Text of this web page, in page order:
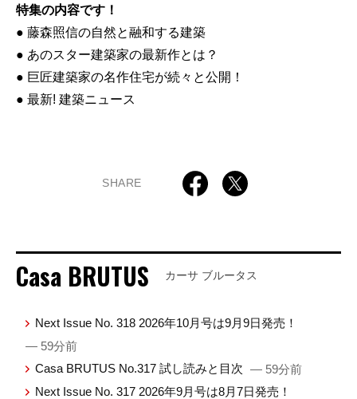
特集の内容です！
● 藤森照信の自然と融和する建築
● あのスター建築家の最新作とは？
● 巨匠建築家の名作住宅が続々と公開！
● 最新! 建築ニュース
SHARE
Casa BRUTUS カーサ ブルータス
Next Issue No. 318 2026年10月号は9月9日発売！
— 59分前
Casa BRUTUS No.317 試し読みと目次 — 59分前
Next Issue No. 317 2026年9月号は8月7日発売！